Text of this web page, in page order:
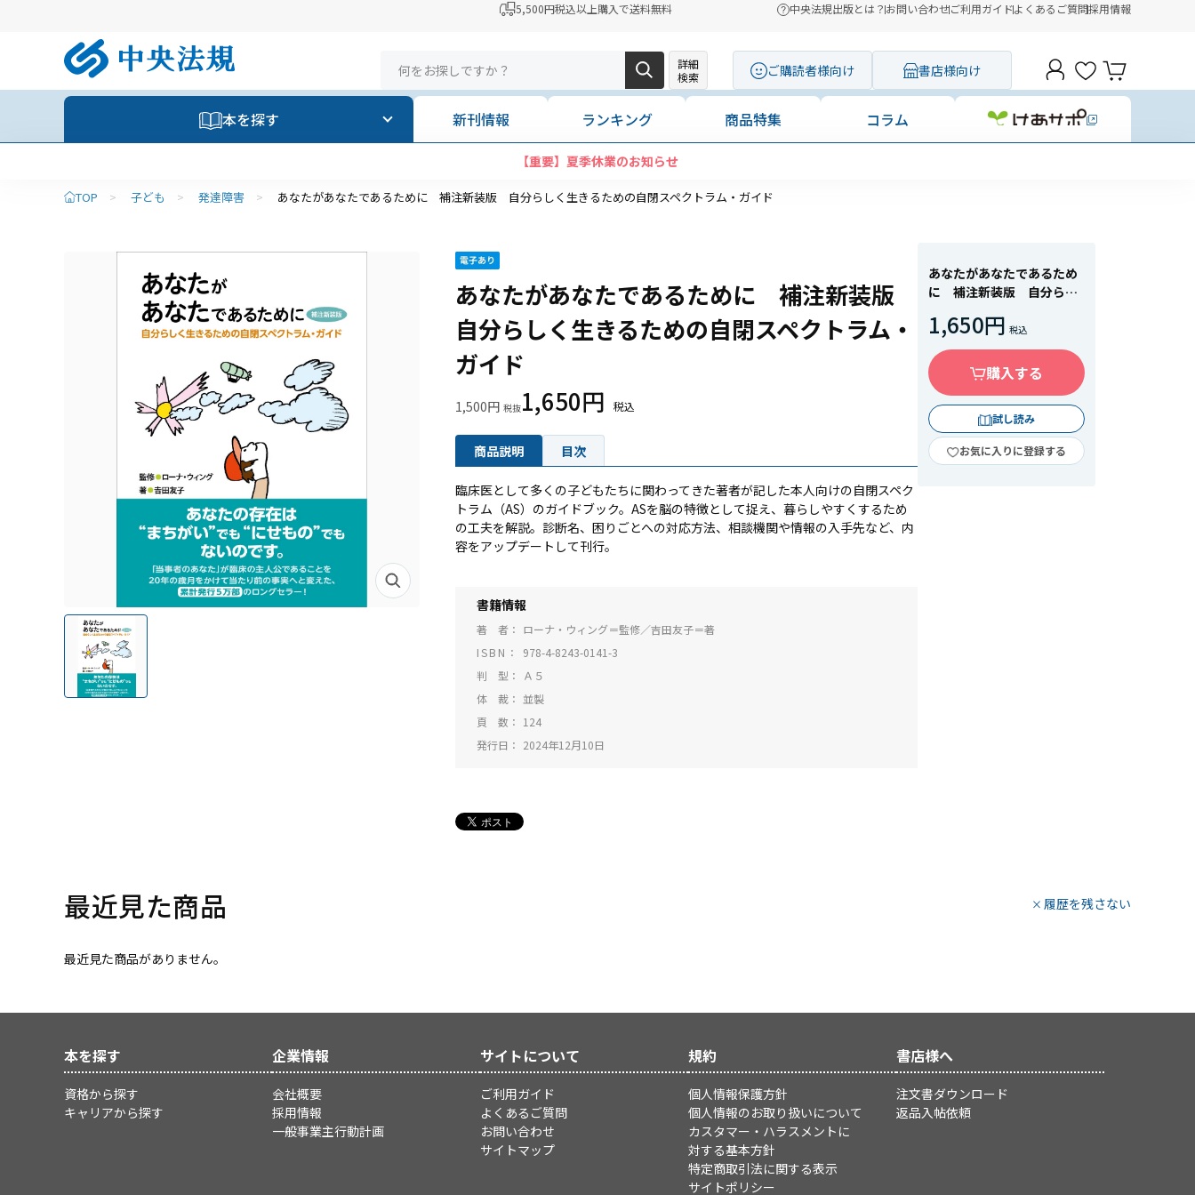
5,500円税込以上購入で送料無料 中央法規出版とは？お問い合わせご利用ガイドよくあるご質問採用情報
詳細
検索
ご購読者様向け 書店様向け
本を探す 新刊情報 ランキング 商品特集 コラム
【重要】夏季休業のお知らせ
TOP > 子ども > 発達障害 > あなたがあなたであるために 補注新装版 自分らしく生きるための自閉スペクトラム・ガイド
あなたがあなたであるために 補注新装版
自分らしく生きるための自閉スペクトラム・
ガイド
1,500円 1,650円
商品説明 目次
臨床医として多くの子どもたちに関わってきた著者が記した本人向けの自閉スペク
トラム（AS）のガイドブック。ASを脳の特徴として捉え、暮らしやすくするため
の工夫を解説。診断名、困りごとへの対応方法、相談機関や情報の入手先など、内
容をアップデートして刊行。
書籍情報
著 者
ローナ・ウィング＝監修／吉田友子＝著
ISBN
978-4-8243-0141-3
判 型
Ａ５
体 裁
並製
頁 数
124
発行日
2024年12月10日
あなたがあなたであるため
に 補注新装版 自分らし
トラム・ガイド
1,650円
購入する
試し読み
お気に入りに登録する
最近見た商品
最近見た商品がありません。
履歴を残さない
本を探す
資格から探す
キャリアから探す
企業情報
会社概要
採用情報
一般事業主行動計画
サイトについて
ご利用ガイド
よくあるご質問
お問い合わせ
サイトマップ
規約
個人情報保護方針
個人情報のお取り扱いについて
カスタマー・ハラスメントに
対する基本方針
特定商取引法に関する表示
サイトポリシー
書店様へ
注文書ダウンロード
返品入帖依頼